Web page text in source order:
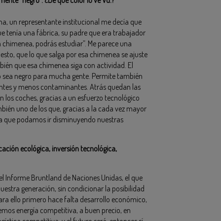
un representante institucional me decía que
tenía una fábrica, su padre que era trabajador
podrás estudiar”. Me parece una
que lo que salga por esa chimenea se ajuste
que esa chimenea siga con actividad. El
negro para mucha gente. Permite también
y menos contaminantes. Atrás quedan las
los coches, gracias a un esfuerzo tecnológico
uno de los que, gracias a la cada vez mayor
que podamos ir disminuyendo nuestras
ecológica, inversión tecnológica,
Informe Bruntland de Naciones Unidas, el que
generación, sin condicionar la posibilidad
ello primero hace falta desarrollo económico,
energía competitiva, a buen precio, en